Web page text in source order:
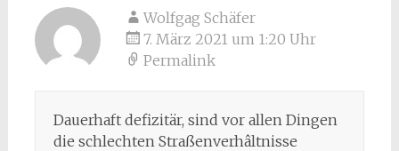
Wolfgag Schäfer
7. März 2021 um 1:20 Uhr
Permalink
Dauerhaft defizitär, sind vor allen Dingen
die schlechten Straßenverhâltnisse